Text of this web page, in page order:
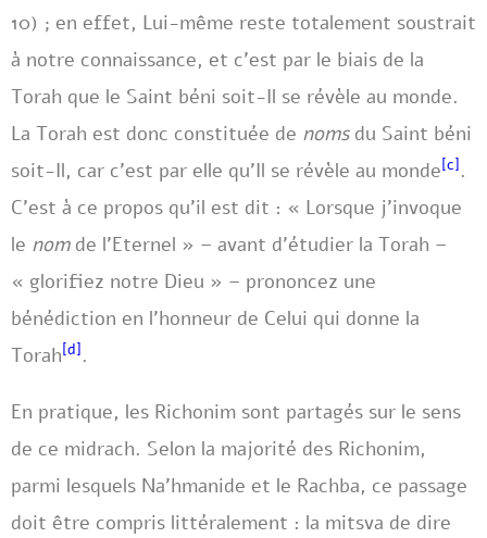
10) ; en effet, Lui-même reste totalement soustrait
à notre connaissance, et c’est par le biais de la
Torah que le Saint béni soit-Il se révèle au monde.
La Torah est donc constituée de nomsdu Saint béni
soit-Il, car c’est par elle qu’Il se révèle au monde[c] .
C’est à ce propos qu’il est dit : « Lorsque j’invoque
le nomde l’Eternel » – avant d’étudier la Torah –
« glorifiez notre Dieu » – prononcez une
bénédiction en l’honneur de Celui qui donne la
Torah[d] .
En pratique, les Richonim sont partagés sur le sens
de ce midrach. Selon la majorité des Richonim,
parmi lesquels Na’hmanide et le Rachba, ce passage
doit être compris littéralement : la mitsva de dire